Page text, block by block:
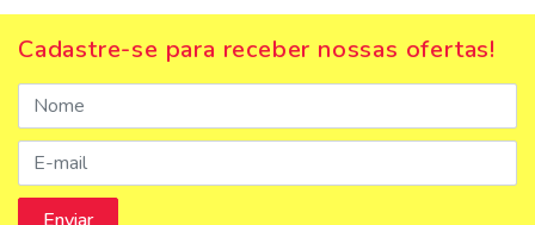
Cadastre-se para receber nossas ofertas!